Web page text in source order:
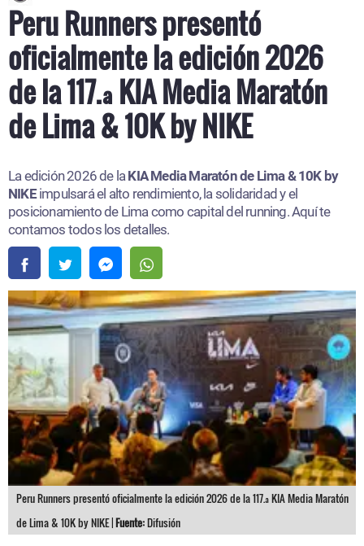
Peru Runners presentó
oficialmente la edición 2026
de la 117.ª KIA Media Maratón
de Lima & 10K by NIKE
La edición 2026 de la KIA Media Maratón de Lima & 10K by
NIKEimpulsará el alto rendimiento, la solidaridad y el
posicionamiento de Lima como capital del running. Aquí te
contamos todos los detalles.
Peru Runners presentó oficialmente la edición 2026 de la 117.ª KIA Media Maratón
de Lima & 10K by NIKE |Fuente:Difusión